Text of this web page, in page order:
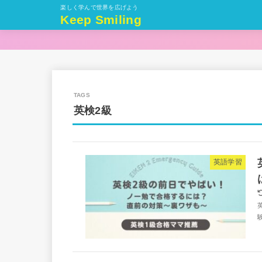
楽しく学んで世界を広げよう
Keep Smiling
英検2級
英語学習